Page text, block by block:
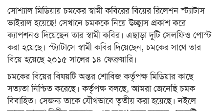
সোশ্যাল মিডিয়ায় চমকের স্বামী কবিরের বিয়ের রিলেশন স্ট্যাটাস
ভাইরাল হয়েছে! সেখানে চমককে নিয়ে উচ্ছ্বাস প্রকাশ করে
ক্যাপশনও দিয়েছেন তার স্বামী কবির। এছাড়া দুটি সেলফিও পোস্ট
করা হয়েছে। স্ট্যাটাসে স্বামী কবির দিয়েছেন, চমকের সাথে তার
বিয়ে হয়েছে ২০১৫ সালের ১৪ ফেব্রুয়ারি।
চমকের বিয়ের বিষয়টি অন্তর শোবিজ কর্তৃপক্ষ মিডিয়ার কাছে
সত্যতা নিশ্চিত করেছে। কর্তৃপক্ষ বলছে, আমরা জেনেছি চমক
বিবাহিত। সেজন্য তাকে যৌথভাবে তৃতীয় করা হয়েছে। নইলে